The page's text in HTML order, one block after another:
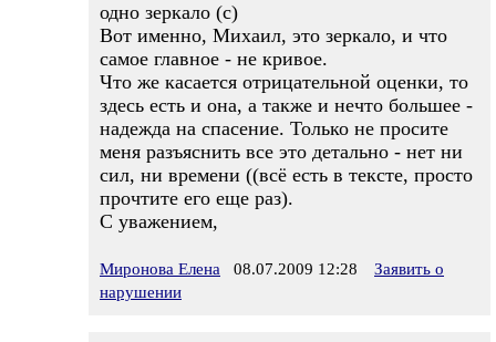
одно зеркало (с)
Вот именно, Михаил, это зеркало, и что
самое главное - не кривое.
Что же касается отрицательной оценки, то
здесь есть и она, а также и нечто большее -
надежда на спасение. Только не просите
меня разъяснить все это детально - нет ни
сил, ни времени ((всё есть в тексте, просто
прочтите его еще раз).
С уважением,
Миронова Елена 08.07.2009 12:28
Заявить о
нарушении